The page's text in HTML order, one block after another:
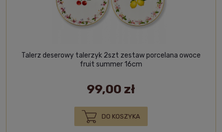
Talerz deserowy talerzyk 2szt zestaw porcelana owoce
fruit summer 16cm
99,00 zł
DO KOSZYKA